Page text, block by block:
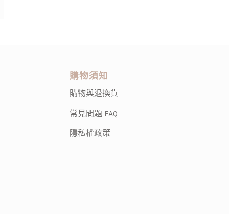
購物須知
購物與退換貨
常見問題 FAQ
隱私權政策